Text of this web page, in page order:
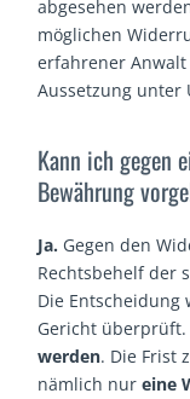
abgesehen
möglichen
erfahrener
Aussetzung unter
Kann ich gegen
Bewährung
Ja. Gegen den
Rechtsbehelf der
Die
Gericht überprüft.
werden. Die Frist
nämlich nureine